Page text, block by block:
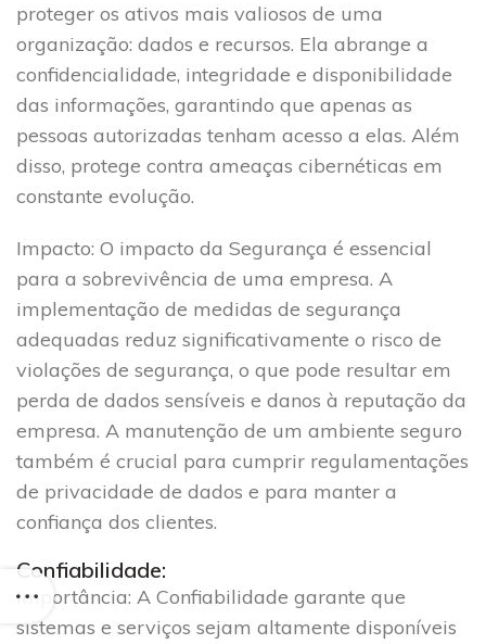
proteger os ativos mais valiosos de uma
organização: dados e recursos. Ela abrange a
confidencialidade, integridade e disponibilidade
das informações, garantindo que apenas as
pessoas autorizadas tenham acesso a elas. Além
disso, protege contra ameaças cibernéticas em
constante evolução.
Impacto: O impacto da Segurança é essencial
para a sobrevivência de uma empresa. A
implementação de medidas de segurança
adequadas reduz significativamente o risco de
violações de segurança, o que pode resultar em
perda de dados sensíveis e danos à reputação da
empresa. A manutenção de um ambiente seguro
também é crucial para cumprir regulamentações
de privacidade de dados e para manter a
confiança dos clientes.
Confiabilidade:
Importância: A Confiabilidade garante que
sistemas e serviços sejam altamente disponíveis